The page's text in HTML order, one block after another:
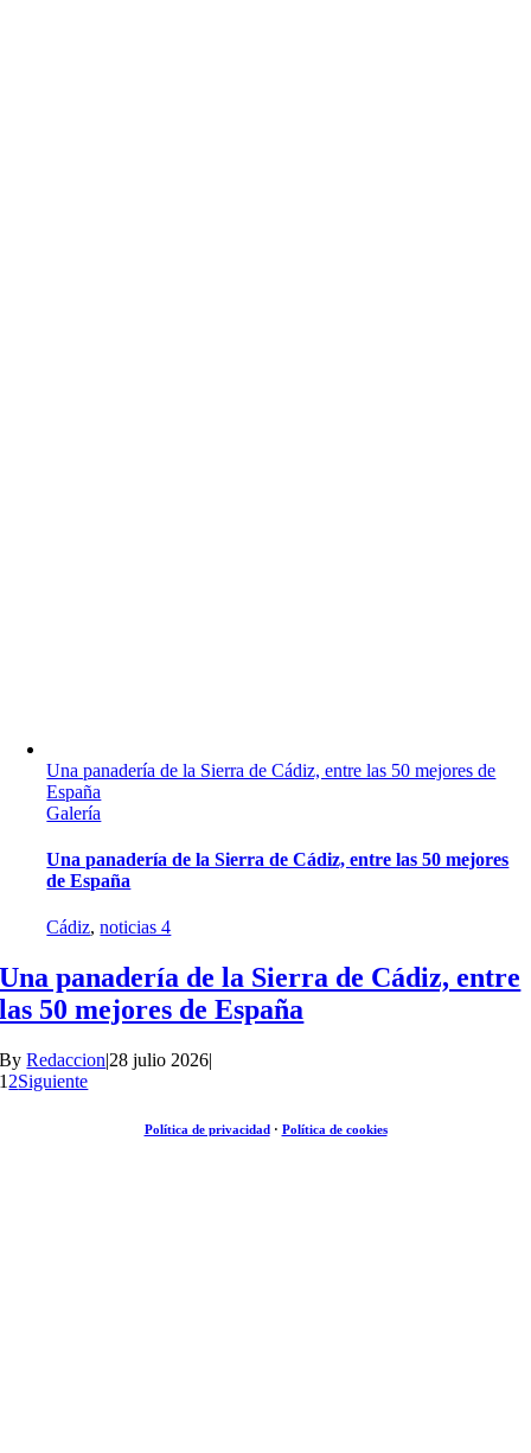
Una panadería de la Sierra de Cádiz, entre las 50 mejores de
España
Galería
Una panadería de la Sierra de Cádiz, entre las 50 mejores
de España
Cádiz,noticias 4
Una panadería de la Sierra de Cádiz, entre
las 50 mejores de España
ByRedaccion|28 julio 2026|
1 2Siguiente
Política de privacidad· Política de cookies